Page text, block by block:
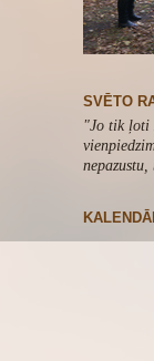
SVĒTO
"Jo tik ļoti